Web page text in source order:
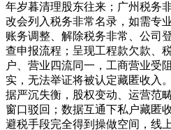
年岁暮清理股东往来；广州税务
改会列入税务非常名录，如需专
账务调整、解除税务非常、公司
查申报流程；呈现工程款欠款、
户、营业四流同一，工商营业受
实，无法举证将被认定藏匿收入
据严沉失衡，股权变动、运营范
窗口驳回；数据互通下私户藏匿
避税手段完全得到操做空间，线